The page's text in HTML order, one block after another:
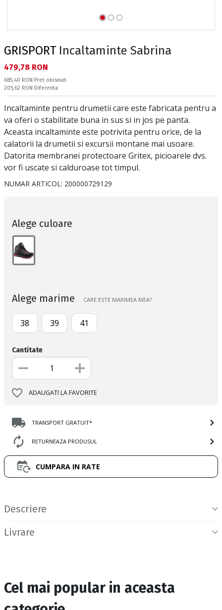
GRISPORTIncaltaminte Sabrina
Текуща цена:
479,78 RON
Pret obisnuit:
685,40 RON Pret obisnuit
Спестявате:
205,62 RON Diferenta
Incaltaminte pentru drumetii care este fabricata pentru a
va oferi o stabilitate buna in sus si in jos pe panta.
Aceasta incaltaminte este potrivita pentru orice, de la
calatorii la drumetii si excursii montane mai usoare.
Datorita membranei protectoare Gritex, picioarele dvs.
vor fi uscate si calduroase tot timpul.
NUMAR ARTICOL: 200000729129
Alege culoare
Alege marime CARE ESTE MARIMEA MEA?
38 39 41
Cantitate
ADAUGATI LA FAVORITE
TRANSPORT GRATUIT*
RETURNEAZA PRODUSUL
CUMPARA IN RATE
Descriere
Livrare
Cel mai popular in aceasta